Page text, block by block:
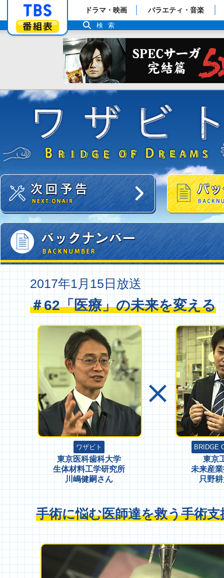
「TBSテレビ」トップページ
番組表
ドラマ・映画 バラエティ・音楽
検索
2017年1月15日放送
＃62「医療」の未来を変える
ワザビト
東京医科歯科大学
生体材料工学研究所
川嶋健嗣さん
BRIDGE
東京
未来産
只野
手術に悩む医師達を救う手術